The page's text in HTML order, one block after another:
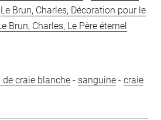
Le Brun, Charles, Décoration pour le
Brun, Charles, Le Père éternel
de craie blanche - sanguine -craie